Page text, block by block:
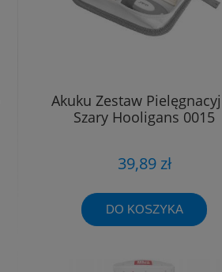
Akuku Zestaw
Szary Hooligans 0015
39,89 zł
DO KOSZYKA